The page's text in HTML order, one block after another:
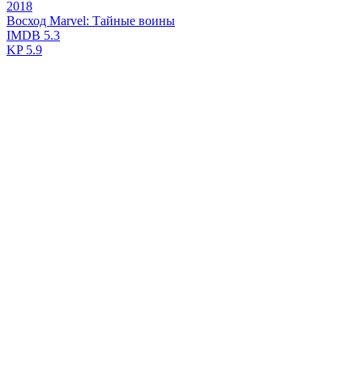
2018
Восход Marvel: Тайные воины
IMDB 5.3
KP5.9